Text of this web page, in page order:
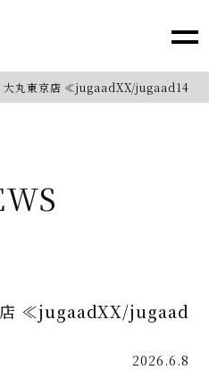
大丸東京店 ≪jugaadXX/jugaad14≫
店 ≪jugaadXX/jugaad
2026.6.8